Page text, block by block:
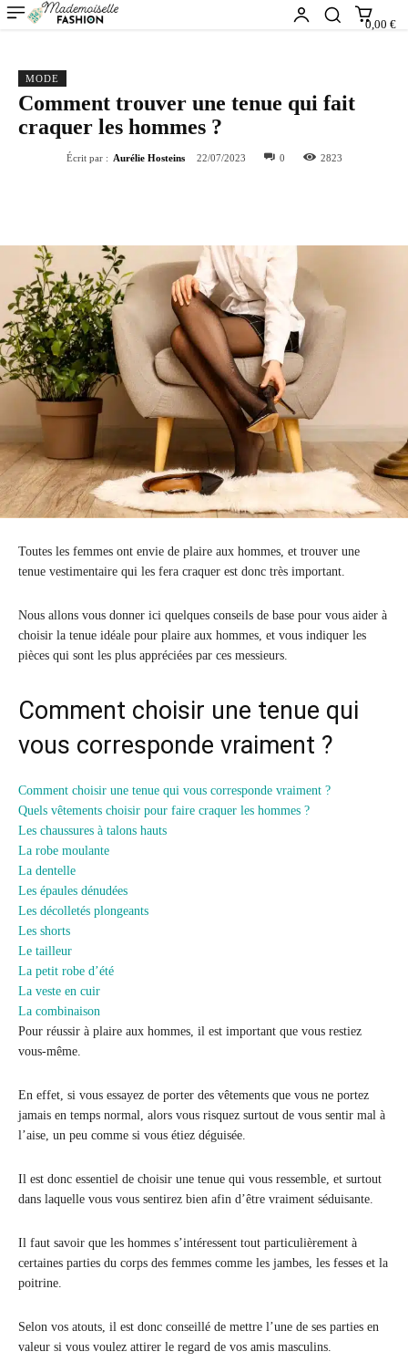
0,00 €
MODE
Comment trouver une tenue qui fait
craquer les hommes ?
Écrit par : Aurélie Hosteins 22/07/2023 0 2823
Toutes les femmes ont envie de plaire aux hommes, et trouver une
tenue vestimentaire qui les fera craquer est donc très important.
Nous allons vous donner ici quelques conseils de base pour vous aider à
choisir la tenue idéale pour plaire aux hommes, et vous indiquer les
pièces qui sont les plus appréciées par ces messieurs.
Comment choisir une tenue qui
vous corresponde vraiment ?
Comment choisir une tenue qui vous corresponde vraiment ?
Quels vêtements choisir pour faire craquer les hommes ?
Les chaussures à talons hauts
La robe moulante
La dentelle
Les épaules dénudées
Les décolletés plongeants
Les shorts
Le tailleur
La petit robe d’été
La veste en cuir
La combinaison
Pour réussir à plaire aux hommes, il est important que vous restiez
vous-même.
En effet, si vous essayez de porter des vêtements que vous ne portez
jamais en temps normal, alors vous risquez surtout de vous sentir mal à
l’aise, un peu comme si vous étiez déguisée.
Il est donc essentiel de choisir une tenue qui vous ressemble, et surtout
dans laquelle vous vous sentirez bien afin d’être vraiment séduisante.
Il faut savoir que les hommes s’intéressent tout particulièrement à
certaines parties du corps des femmes comme les jambes, les fesses et la
poitrine.
Selon vos atouts, il est donc conseillé de mettre l’une de ses parties en
valeur si vous voulez attirer le regard de vos amis masculins.